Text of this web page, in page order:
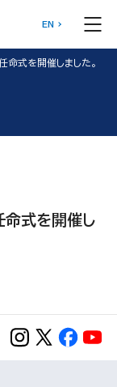
EN
命式を開催しました。
命式を開催し